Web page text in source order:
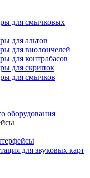
для смычковых
для альтов
для виолончелей
для контрабасов
для скрипок
для смычков
оборудования
для звуковых карт